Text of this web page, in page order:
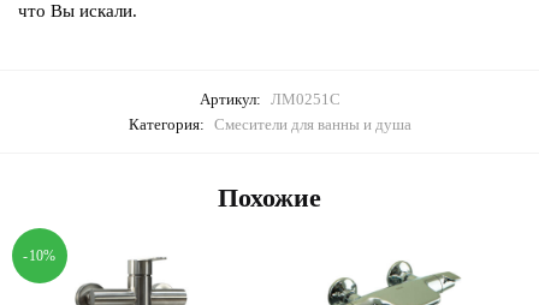
что Вы искали.
Артикул: ЛМ0251С
Категория: Смесители для ванны и душа
Похожие
-10%